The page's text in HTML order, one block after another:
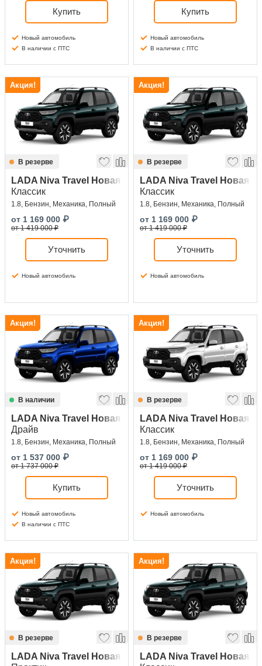
Купить
Новый автомобиль
В наличии с ПТС
Купить
Новый автомобиль
В наличии с ПТС
Акция!
В резерве
LADA Niva Travel Новая
Классик
1.8, Бензин, Механика, Полный
от 1 169 000 ₽
от 1 419 000 ₽
Уточнить
Новый автомобиль
Акция!
В резерве
LADA Niva Travel Новая
Классик
1.8, Бензин, Механика, Полный
от 1 169 000 ₽
от 1 419 000 ₽
Уточнить
Новый автомобиль
Акция!
В наличии
LADA Niva Travel Новая
Драйв
1.8, Бензин, Механика, Полный
от 1 537 000 ₽
от 1 737 000 ₽
Купить
Новый автомобиль
В наличии с ПТС
Акция!
В резерве
LADA Niva Travel Новая
Классик
1.8, Бензин, Механика, Полный
от 1 169 000 ₽
от 1 419 000 ₽
Уточнить
Новый автомобиль
Акция!
В резерве
LADA Niva Travel Новая
Акция!
В резерве
LADA Niva Travel Новая